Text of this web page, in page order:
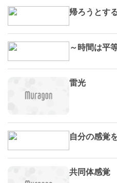
帰ろうとす
～時間は平
雷光
自分の感覚
共同体感覚